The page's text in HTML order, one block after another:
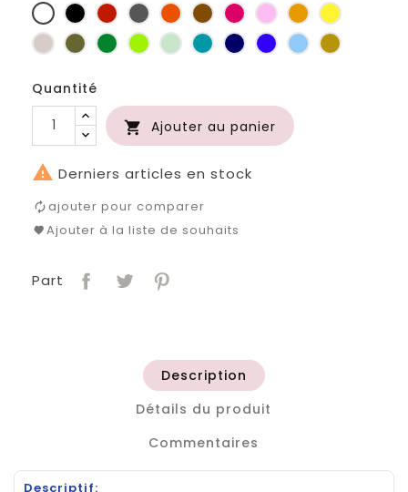
BlancNoir RougeGris
foncé
OrangeMarronFuchsia
RoseJaune
d'or
jaune
FicelleKaki Vert
bouteille
Anis Vert
d'eau
Turquoise
MarineBleu
roi
Bleu
clair
Or
Quantité
 Ajouter au panier
 Derniers articles en stock
ajouter pour comparer
Ajouter à la liste de souhaits
Part
Description
Détails du produit
Commentaires
Descriptif: